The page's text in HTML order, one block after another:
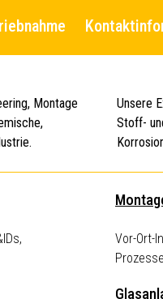
Montage
Unsere
Stoff-
Vor-Ort-